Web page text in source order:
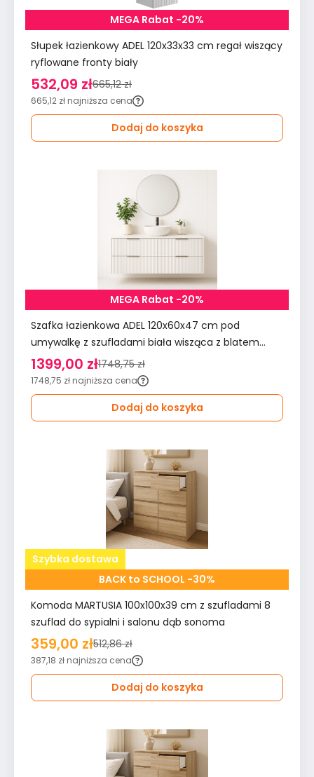
MEGA Rabat -20%
Słupek łazienkowy ADEL 120x33x33 cm regał wiszący
ryflowane fronty biały
532,09 zł665,12 zł
665,12 zł najniższa cena
Dodaj do koszyka
MEGA Rabat -20%
Szafka łazienkowa ADEL 120x60x47 cm pod
umywalkę z szufladami biała wisząca z blatem
ryflowane
1399,00 zł1748,75 zł
1748,75 zł najniższa cena
Dodaj do koszyka
Szybka dostawa
BACK to SCHOOL -30%
Komoda MARTUSIA 100x100x39 cm z szufladami 8
szuflad do sypialni i salonu dąb sonoma
359,00 zł512,86 zł
387,18 zł najniższa cena
Dodaj do koszyka